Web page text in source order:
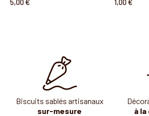
5,00 € 1,00 €
Biscuits sablés artisanaux
sur-mesure
à